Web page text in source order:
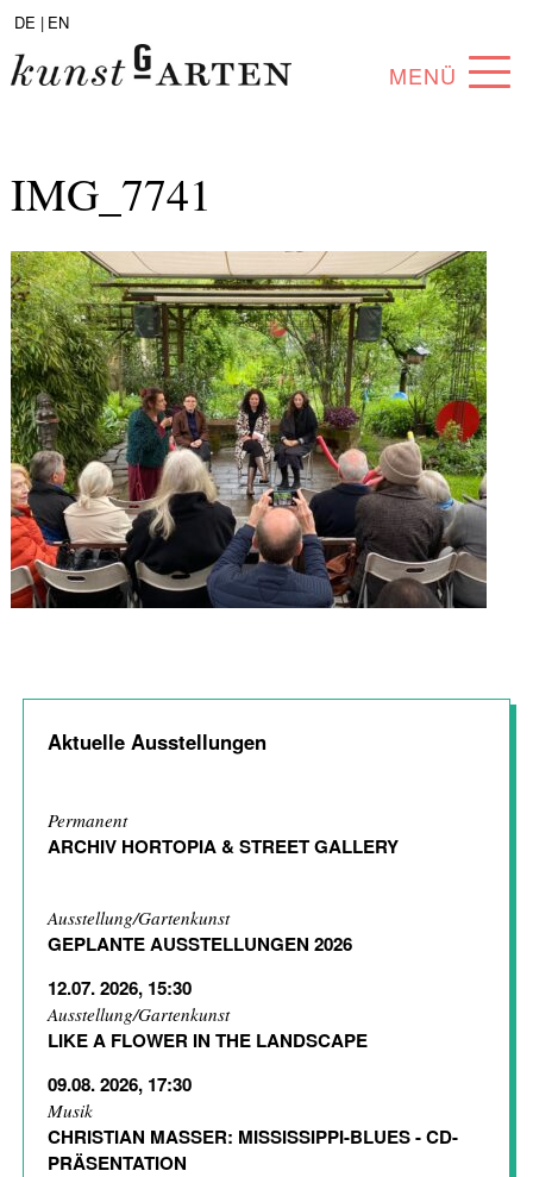
DE | EN
MENÜ
SAMMLUNG
KÜNSTLER*INNEN
PARTNER*INNEN
ANGEBOTE
IMG_7741
Aktuelle Ausstellungen
Permanent
ARCHIV HORTOPIA & STREET GALLERY
Ausstellung/Gartenkunst
GEPLANTE AUSSTELLUNGEN 2026
12.07. 2026, 15:30
Ausstellung/Gartenkunst
LIKE A FLOWER IN THE LANDSCAPE
09.08. 2026, 17:30
Musik
CHRISTIAN MASSER: MISSISSIPPI-BLUES - CD-
PRÄSENTATION